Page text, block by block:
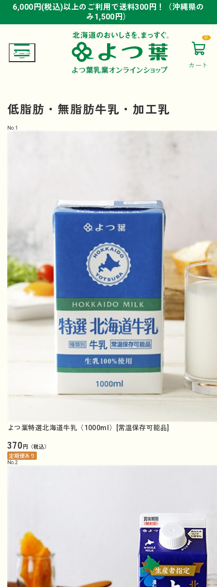
6,000円(税込)以上のご利用で送料300円！（沖縄県の
み1,500円）
6,000円(税込)以上のご利用で送料300円！（沖縄県の
み1,500円）
6,000円(税込)以上のご利用で送料300円！（沖縄県の
み1,500円）
カート
0
低脂肪・無脂肪牛乳・加工乳
No. 1
よつ葉特選北海道牛乳（1000ml）[常温保存可能品]
370円（税込）
定期便あり
No. 2